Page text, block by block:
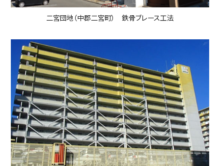
二宮団地（中郡二宮町） 鉄骨ブレース工法